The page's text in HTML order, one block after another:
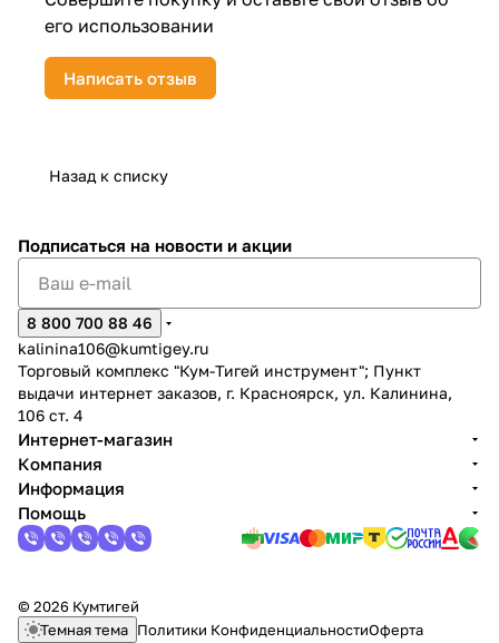
его использовании
Написать отзыв
Назад к списку
Подписаться на новости и акции
8 800 700 88 46
kalinina106@kumtigey.ru
Торговый комплекс "Кум-Тигей инструмент"; Пункт
выдачи интернет заказов, г. Красноярск, ул. Калинина,
106 ст. 4
Интернет-магазин
Компания
Информация
Помощь
© 2026 Кумтигей
Темная тема Политики КонфиденциальностиОферта
раз в 2 недели